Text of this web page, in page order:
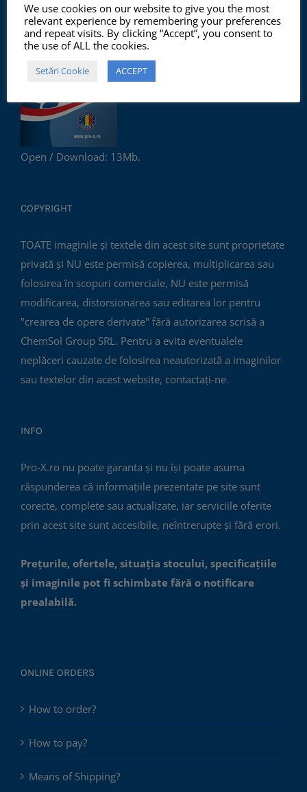
Open / Download: 13Mb.
COPYRIGHT
TOATE imaginile și textele din acest site sunt proprietate
privată și NU este permisă copierea, multiplicarea sau
folosirea în scopuri comerciale, NU este permisă
modificarea, distorsionarea sau editarea lor pentru
"crearea de opere derivate" fără autorizarea scrisă a
ChemSol Group SRL. Pentru a evita eventualele
neplăceri cauzate de folosirea neautorizată a imaginilor
sau textelor din acest website, contactați-ne.
INFO
Pro-X.ro nu poate garanta și nu își poate asuma
răspunderea că informațiile prezentate pe site sunt
corecte, complete sau actualizate, iar serviciile oferite
prin acest site sunt accesibile, neîntrerupte și fără erori.
Prețurile, ofertele, situația stocului, specificațiile
și imaginile pot fi schimbate fără o notificare
prealabilă.
ONLINE ORDERS
How to order?
How to pay?
Means of Shipping?
We use cookies on our website to give you the most
relevant experience by remembering your preferences
and repeat visits. By clicking “Accept”, you consent to
the use of ALL the cookies.
Setări Cookie ACCEPT